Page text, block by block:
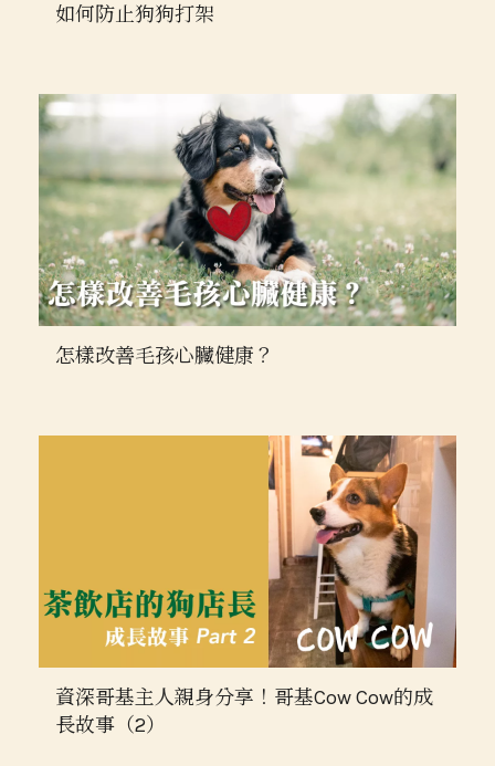
如何防止狗狗打架
怎樣改善毛孩心臟健康？
資深哥基主人親身分享！哥基Cow Cow的成
長故事（2）